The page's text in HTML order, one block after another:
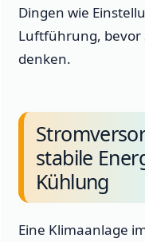
Dingen wie
Luftführung, bevor
denken.
stabile
Kühlung
Eine Klimaanlage